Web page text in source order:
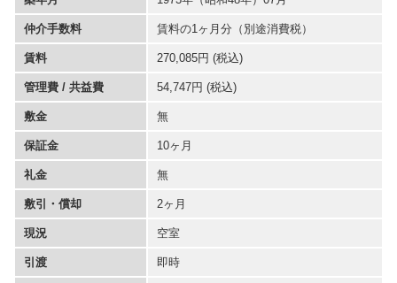
仲介手数料 賃料の1ヶ月分（別途消費税）
賃料 270,085円 (税込)
管理費 / 共益費 54,747円 (税込)
敷金 無
保証金 10ヶ月
礼金 無
敷引・償却 2ヶ月
現況 空室
引渡 即時